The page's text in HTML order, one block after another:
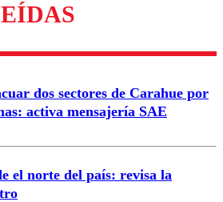
moderados para garantizar un
respetuoso.
dos sectores de Carahue por
activa mensajería SAE
el norte del país: revisa la